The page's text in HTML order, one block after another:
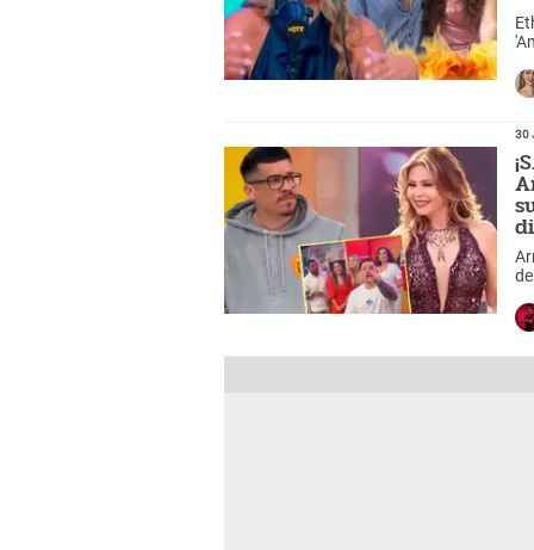
30